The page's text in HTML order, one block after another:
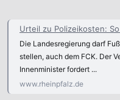
Urteil zu Polizeikosten: So reagiert der
Die Landesregierung darf
stellen, auch dem FCK. Der
Innenminister fordert ...
www.rheinpfalz.de